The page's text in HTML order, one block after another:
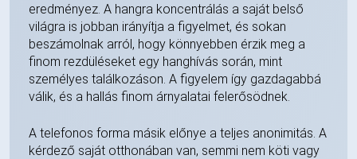
eredményez. A hangra koncentrálás a saját belső
világra is jobban irányítja a figyelmet, és sokan
beszámolnak arról, hogy könnyebben érzik meg a
finom rezdüléseket egy hanghívás során, mint
személyes találkozáson. A figyelem így gazdagabbá
válik, és a hallás finom árnyalatai felerősödnek.
A telefonos forma másik előnye a teljes anonimitás. A
kérdező saját otthonában van, semmi nem köti vagy